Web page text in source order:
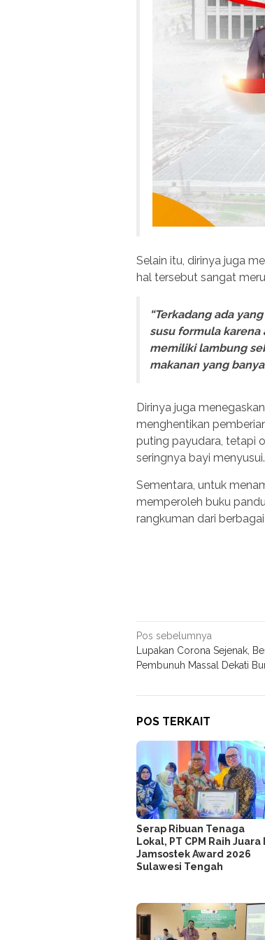
Selain itu, dirinya juga
hal tersebut sangat
“Terkadang ada
susu formula karena
memiliki lambung
makanan yang
Dirinya juga
menghentikan
puting payudara, tetapi
seringnya bayi menyusui.
Sementara, untuk
memperoleh buku
rangkuman dari
Navigasi
pos
Pos sebelumnya
Lupakan Corona Sejenak,
Pembunuh Massal Dekati
POS TERKAIT
Serap Ribuan Tenaga
Lokal, PT CPM Raih Juara I
Jamsostek Award 2026
Sulawesi Tengah